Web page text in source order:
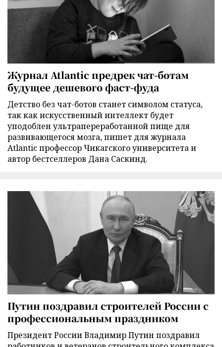
Журнал Atlantic предрек чат-ботам
будущее дешевого фаст-фуда
Детство без чат-ботов станет символом статуса,
так как искусственный интеллект будет
уподоблен ультрапереработанной пище для
развивающегося мозга, пишет для журнала
Atlantic профессор Чикагского университета и
автор бестселлеров Дана Саскинд.
Путин поздравил строителей России с
профессиональным праздником
Президент России Владимир Путин поздравил